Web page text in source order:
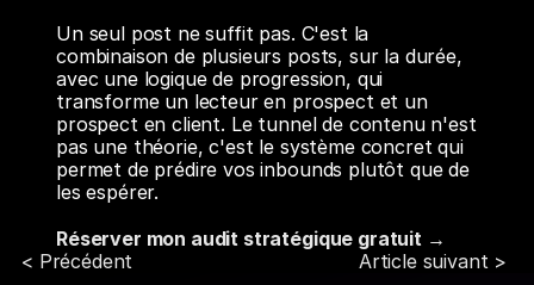
Un seul post ne suffit pas. C'est la
combinaison de plusieurs posts, sur la durée,
avec une logique de progression, qui
transforme un lecteur en prospect et un
prospect en client. Le tunnel de contenu n'est
pas une théorie, c'est le système concret qui
permet de prédire vos inbounds plutôt que de
les espérer.
Réserver mon audit stratégique gratuit →
Partager l'article
< Précédent Article suivant >